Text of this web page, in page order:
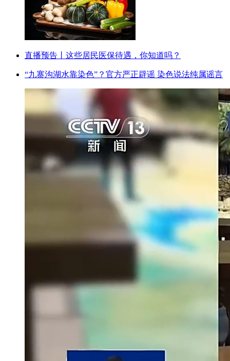
直播预告丨这些居民医保待遇，你知道吗？
“九寨沟湖水靠染色”？官方严正辟谣 染色说法纯属谣言